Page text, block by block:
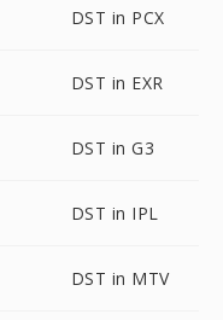
DST in PCX
DST in EXR
DST in G3
DST in IPL
DST in MTV